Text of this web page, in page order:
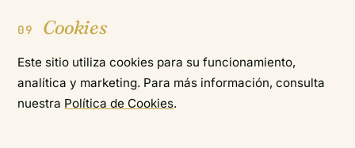
09 Cookies
Este sitio utiliza cookies para su funcionamiento,
analítica y marketing. Para más información, consulta
nuestra Política de Cookies.